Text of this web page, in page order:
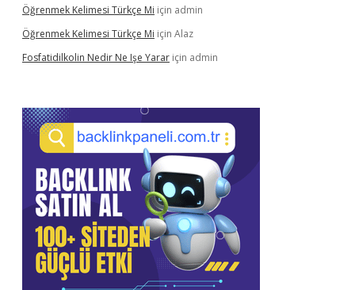
Öğrenmek Kelimesi Türkçe Mi için admin
Öğrenmek Kelimesi Türkçe Mi için Alaz
Fosfatidilkolin Nedir Ne Işe Yarar için admin